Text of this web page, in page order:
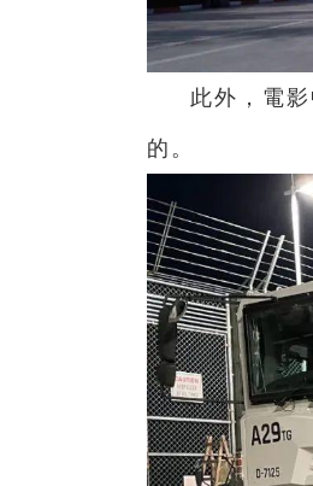
此外，電
的。